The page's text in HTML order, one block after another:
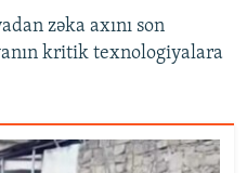
zəka axını son
kritik texnologiyalara